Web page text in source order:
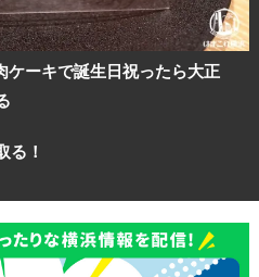
ーキで誕生日祝ったら大正
る！